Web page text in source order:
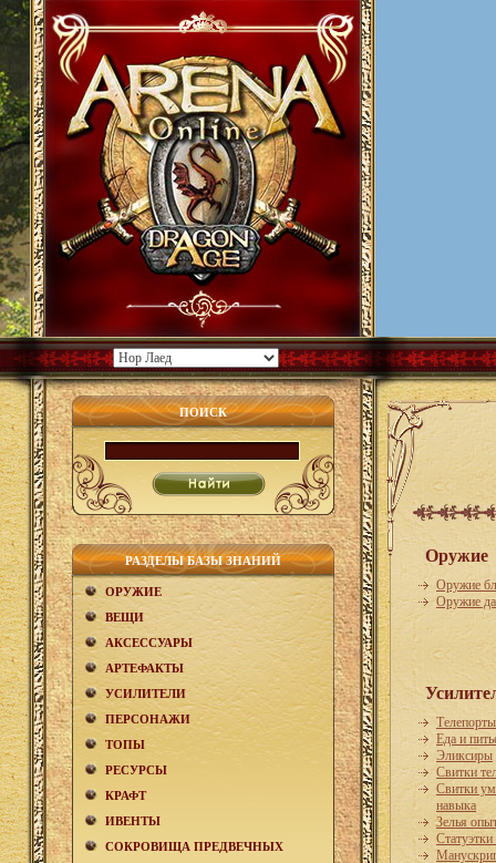
ПОИСК
РАЗДЕЛЫ БАЗЫ ЗНАНИЙ
ОРУЖИЕ
ВЕЩИ
АКCЕСCУАРЫ
АРТЕФАКТЫ
УСИЛИТЕЛИ
ПЕРСОНАЖИ
ТОПЫ
РЕСУРСЫ
КРАФТ
ИВЕНТЫ
СОКРОВИЩА ПРЕДВЕЧНЫХ
Оружие
Оружие
Оружие
Телепорты
Еда и
Эликсиры
Свитки
Свитки
навыка
Зелья